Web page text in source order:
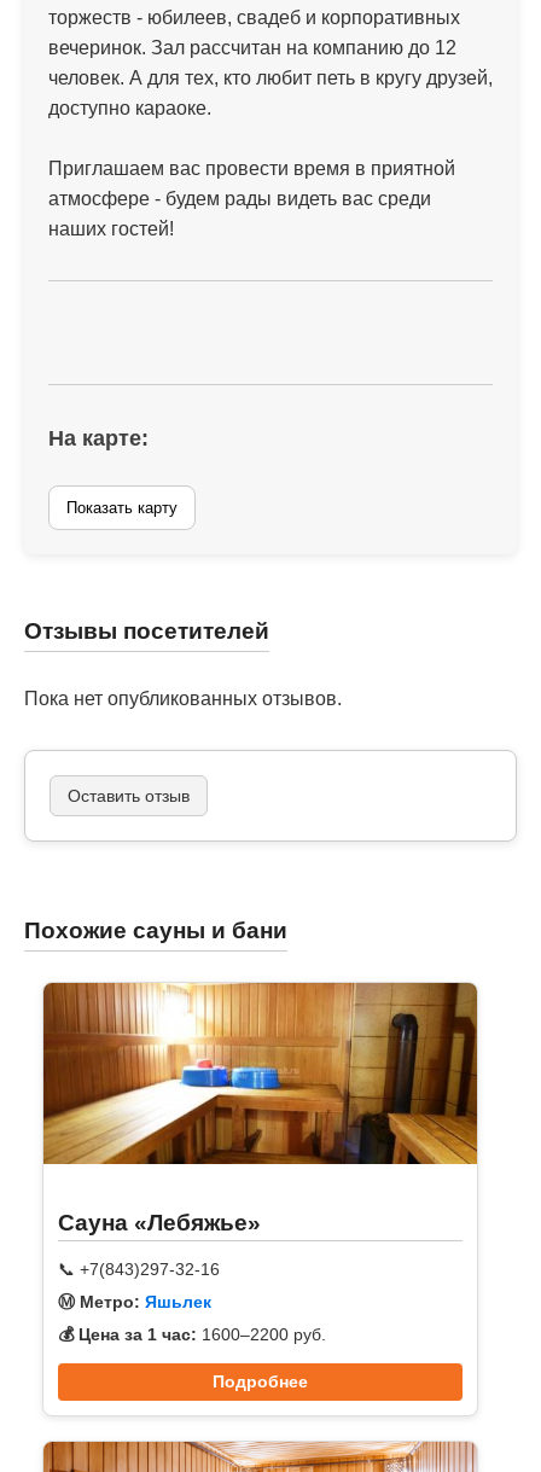
торжеств - юбилеев, свадеб и корпоративных
вечеринок. Зал рассчитан на компанию до 12
человек. А для тех, кто любит петь в кругу друзей,
доступно караоке.
Приглашаем вас провести время в приятной
атмосфере - будем рады видеть вас среди
наших гостей!
На карте:
Показать карту
Отзывы посетителей
Пока нет опубликованных отзывов.
Оставить отзыв
Похожие сауны и бани
Сауна «Лебяжье»
📞 +7(843)297-32-16
Ⓜ️ Метро: Яшьлек
💰 Цена за 1 час: 1600–2200 руб.
Подробнее